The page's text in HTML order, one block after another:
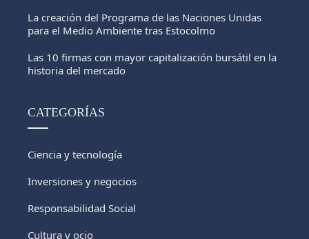
La creación del Programa de las Naciones Unidas
para el Medio Ambiente tras Estocolmo
Las 10 firmas con mayor capitalización bursátil en la
historia del mercado
CATEGORÍAS
Ciencia y tecnología
Inversiones y negocios
Responsabilidad Social
Cultura y ocio